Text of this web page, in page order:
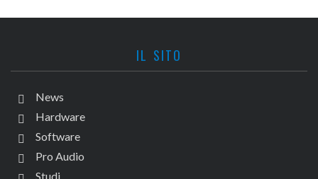
IL SITO
News
Hardware
Software
Pro Audio
Studi